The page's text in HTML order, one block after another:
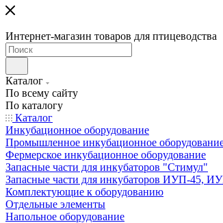
Интернет-магазин товаров для птицеводства
Каталог
По всему сайту
По каталогу
Каталог
Инкубационное оборудование
Промышленное инкубационное
Фермерское инкубационное оборудование
Запасные части для инкубаторов "Стимул"
Запасные части для инкубаторов ИУП-45,
Комплектующие к оборудованию
Отдельные элементы
Напольное оборудование